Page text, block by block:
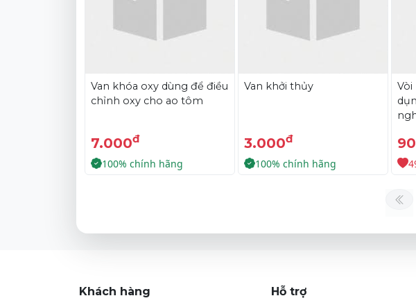
Van khóa oxy dùng để điều
chỉnh oxy cho ao tôm
7.000đ
100% chính hãng
Van khởi thủy
3.000đ
100% chính hãng
Vòi
Khách hàng Hỗ trợ